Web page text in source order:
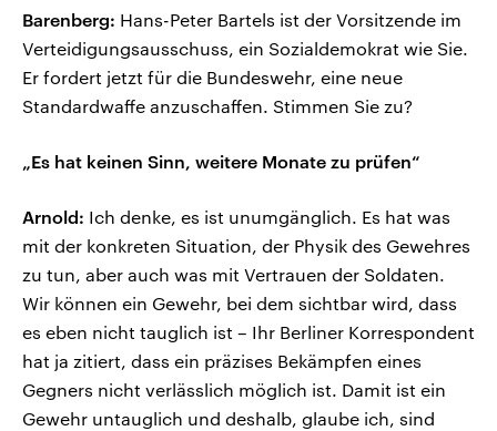
Barenberg: Hans-Peter Bartels ist der Vorsitzende im
Verteidigungsausschuss, ein Sozialdemokrat wie Sie.
Er fordert jetzt für die Bundeswehr, eine neue
Standardwaffe anzuschaffen. Stimmen Sie zu?
„Es hat keinen Sinn, weitere Monate zu prüfen“
Arnold: Ich denke, es ist unumgänglich. Es hat was
mit der konkreten Situation, der Physik des Gewehres
zu tun, aber auch was mit Vertrauen der Soldaten.
Wir können ein Gewehr, bei dem sichtbar wird, dass
es eben nicht tauglich ist – Ihr Berliner Korrespondent
hat ja zitiert, dass ein präzises Bekämpfen eines
Gegners nicht verlässlich möglich ist. Damit ist ein
Gewehr untauglich und deshalb, glaube ich, sind